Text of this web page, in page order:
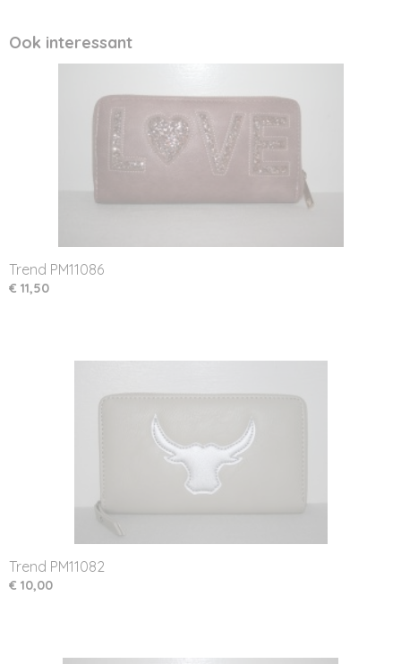
Ook interessant
Trend PM11086
€ 11,50
Trend PM11082
€ 10,00